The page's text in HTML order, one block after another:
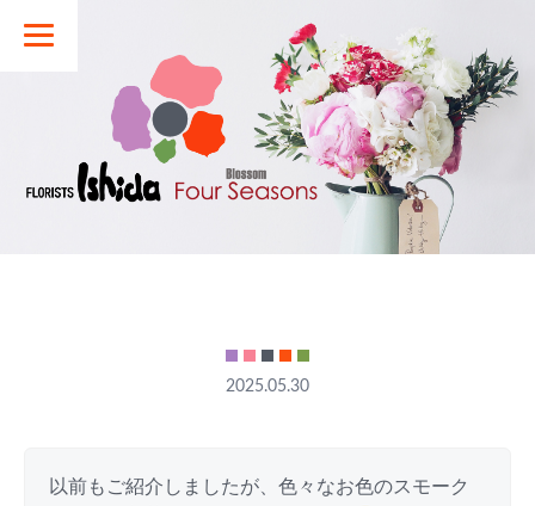
2025.05.30
以前もご紹介しましたが、色々なお色のスモーク